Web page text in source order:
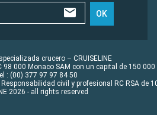
OK
crucero – CRUISELINE
98 000 Monaco SAM con un capital de 150 000
: (00) 377 97 97 84 50
civil y profesional RC RSA de
2026 - all rights reserved